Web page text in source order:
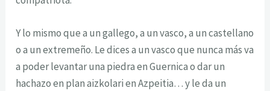
Y lo mismo que a un gallego, a un vasco, a un castellano
o a un extremeño. Le dices a un vasco que nunca más va
a poder levantar una piedra en Guernica o dar un
hachazo en plan aizkolari en Azpeitia… y le da un